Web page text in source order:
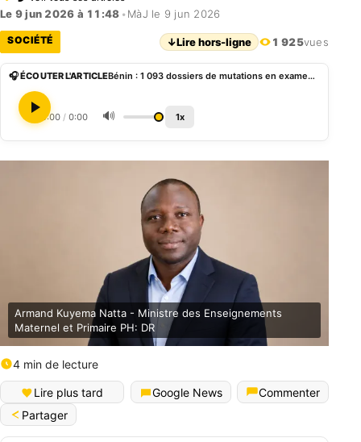
Le 9 jun 2026 à 11:48 • MàJ le 9 jun 2026
SOCIÉTÉ ↓Lire hors-ligne 1 925vues
🎧 ÉCOUTER L'ARTICLE Bénin : 1 093 dossiers de mutations en examen au ministère des Enseignements maternel et primaire
0:00 / 0:00 🔊 1x
Armand Kuyema Natta - Ministre des Enseignements
Maternel et Primaire PH: DR
4 min de lecture
Lire plus tard Google News
Commenter
Partager